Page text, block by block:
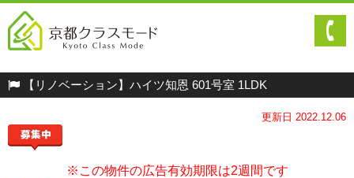
【リノベーション】ハイツ知恩 601号室 1LDK
更新日 2022.12.06
※この物件の広告有効期限は2週間です